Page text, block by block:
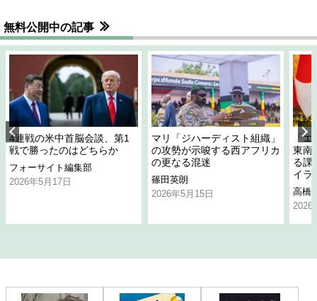
無料公開中の記事
4連戦の米中首脳会談、第1
戦で勝ったのはどちらか
フォーサイト編集部
2026年5月17日
マリ「ジハーディスト組織」
の攻勢が示唆する西アフリカ
の更なる混迷
篠田英朗
2026年5月15日
「
東南
る課
イラ
高橋
2026